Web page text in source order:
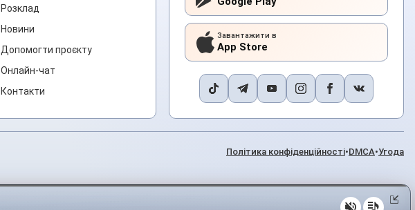
Розклад
Новини
Допомогти проєкту
Онлайн-чат
Контакти
Завантажити в
App Store
Політика конфіденційності•DMCA•Угода